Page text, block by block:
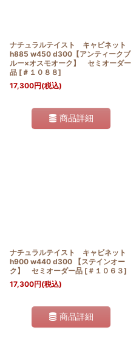
ナチュラルテイスト キャビネット
h885 w450 d300【アンティークブ
ルー×オスモオーク】 セミオーダー
品 [ ＃１０８８]
17,300円(税込)
商品詳細
ナチュラルテイスト キャビネット
h900 w440 d300 【ステインオー
ク】 セミオーダー品 [ ＃１０６３]
17,300円(税込)
商品詳細